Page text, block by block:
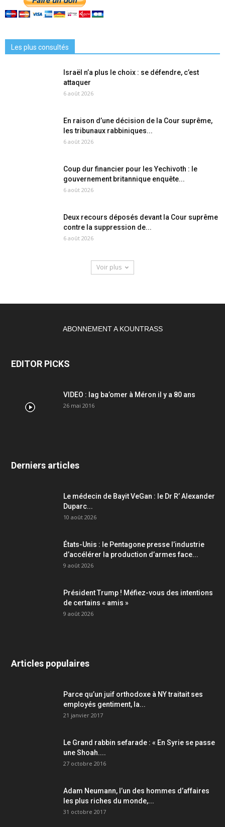
Les plus consultés
Israël n’a plus le choix : se défendre, c’est
attaquer
6 août 2026
En raison d’une décision de la Cour suprême,
les tribunaux rabbiniques...
6 août 2026
Coup dur financier pour les Yechivoth : le
gouvernement britannique enquête...
6 août 2026
Deux recours déposés devant la Cour suprême
contre la suppression de...
6 août 2026
Voir plus
ABONNEMENT A KOUNTRASS
EDITOR PICKS
VIDEO : lag ba’omer à Méron il y a 80 ans
26 mai 2016
Derniers articles
Le médecin de Bayit VeGan : le Dr R’ Alexander
Duparc...
10 août 2026
États-Unis : le Pentagone presse l’industrie
d’accélérer la production d’armes face...
9 août 2026
Président Trump ! Méfiez-vous des intentions
de certains « amis »
9 août 2026
Articles populaires
Parce qu’un juif orthodoxe à NY traitait ses
employés gentiment, la...
21 janvier 2017
Le Grand rabbin sefarade : « En Syrie se passe
une Shoah....
27 octobre 2016
Adam Neumann, l’un des hommes d’affaires
les plus riches du monde,...
31 octobre 2017